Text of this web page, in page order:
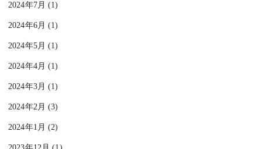
2024年7月 (1)
2024年6月 (1)
2024年5月 (1)
2024年4月 (1)
2024年3月 (1)
2024年2月 (3)
2024年1月 (2)